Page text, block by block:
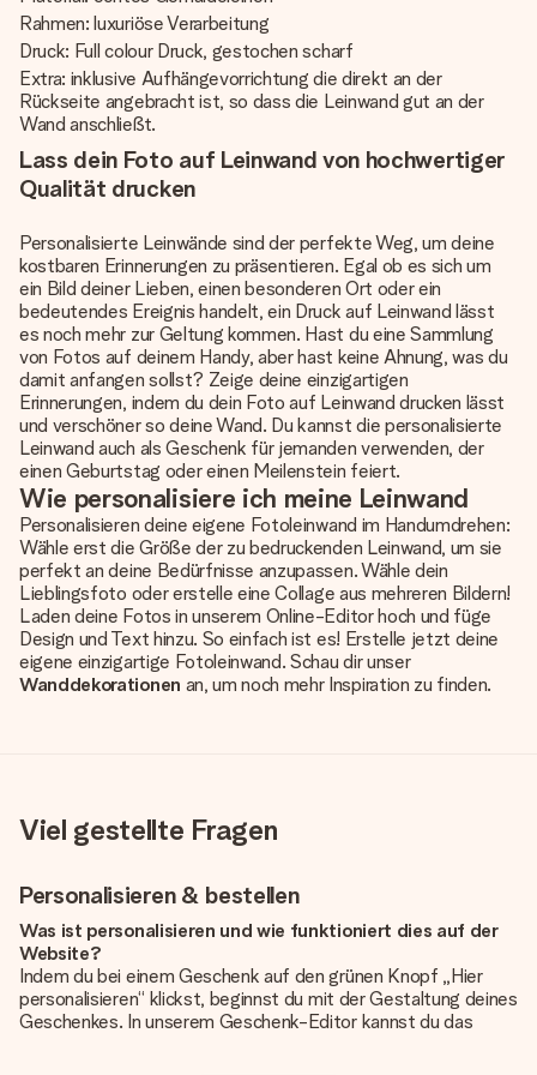
Rahmen: luxuriöse Verarbeitung
Druck: Full colour Druck, gestochen scharf
Extra: inklusive Aufhängevorrichtung die direkt an der
Rückseite angebracht ist, so dass die Leinwand gut an der
Wand anschließt.
Lass dein Foto auf Leinwand von hochwertiger
Qualität drucken
Personalisierte Leinwände sind der perfekte Weg, um deine
kostbaren Erinnerungen zu präsentieren. Egal ob es sich um
ein Bild deiner Lieben, einen besonderen Ort oder ein
bedeutendes Ereignis handelt, ein Druck auf Leinwand lässt
es noch mehr zur Geltung kommen. Hast du eine Sammlung
von Fotos auf deinem Handy, aber hast keine Ahnung, was du
damit anfangen sollst? Zeige deine einzigartigen
Erinnerungen, indem du dein Foto auf Leinwand drucken lässt
und verschöner so deine Wand. Du kannst die personalisierte
Leinwand auch als Geschenk für jemanden verwenden, der
einen Geburtstag oder einen Meilenstein feiert.
Wie personalisiere ich meine Leinwand
Personalisieren deine eigene Fotoleinwand im Handumdrehen:
Wähle erst die Größe der zu bedruckenden Leinwand, um sie
perfekt an deine Bedürfnisse anzupassen. Wähle dein
Lieblingsfoto oder erstelle eine Collage aus mehreren Bildern!
Laden deine Fotos in unserem Online-Editor hoch und füge
Design und Text hinzu. So einfach ist es! Erstelle jetzt deine
eigene einzigartige Fotoleinwand. Schau dir unser
Wanddekorationen an, um noch mehr Inspiration zu finden.
Viel gestellte Fragen
Personalisieren & bestellen
Was ist personalisieren und wie funktioniert dies auf der
Website?
Indem du bei einem Geschenk auf den grünen Knopf „Hier
personalisieren“ klickst, beginnst du mit der Gestaltung deines
Geschenkes. In unserem Geschenk-Editor kannst du das